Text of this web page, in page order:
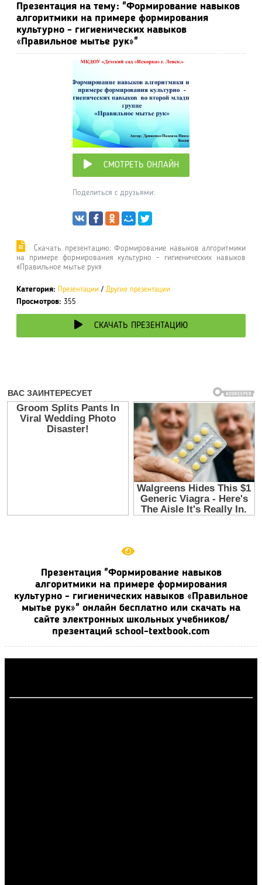
Презентация на тему: "Формирование навыков
алгоритмики на примере формирования
культурно - гигиенических навыков
«Правильное мытье рук»"
СМОТРЕТЬ ОНЛАЙН
Поделиться с друзьями:
Cкачать презентацию: Формирование навыков алгоритмики
на примере формирования культурно - гигиенических навыков
«Правильное мытье рук»
Категория: Презентации / Другие презентации
Просмотров: 355
СКАЧАТЬ ПРЕЗЕНТАЦИЮ
Презентация "Формирование навыков
алгоритмики на примере формирования
культурно - гигиенических навыков «Правильное
мытье рук»" онлайн бесплатно или скачать на
сайте электронных школьных учебников/
презентаций school-textbook.com